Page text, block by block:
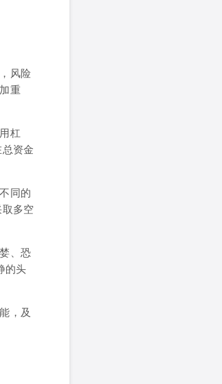
风险
重
杠
资金
同的
多空
、恐
的头
，及